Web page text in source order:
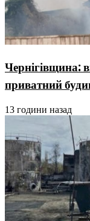
Чернігівщина:
приватний
13 години назад